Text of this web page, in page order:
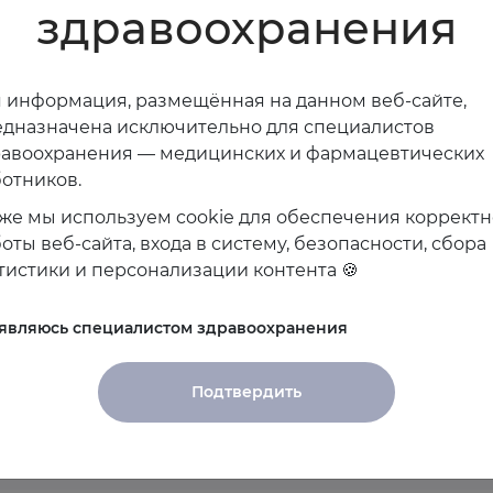
спикера
здравоохранения
информация, размещённая на данном веб-сайте,
исключительно для специалистов
— медицинских и фармацевтических
мы используем cookie для обеспечения
веб-сайта, входа в систему, безопасности, сбора
и персонализации контента 🍪
специалистом здравоохранения
Подтвердить